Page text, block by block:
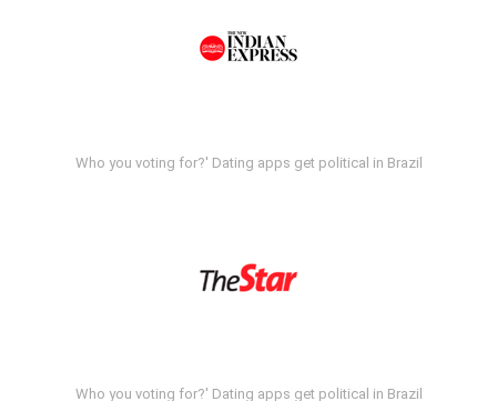
Who you voting for?' Dating apps get political in Brazil
Who you voting for?' Dating apps get political in Brazil